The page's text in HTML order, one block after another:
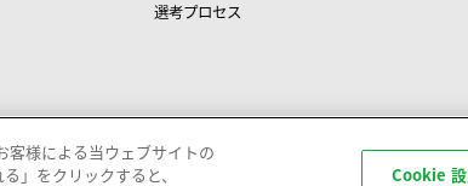
選考プロセス
トについて サイトマップ
客様による当ウェブサイトの
」をクリックすると、
Cookie